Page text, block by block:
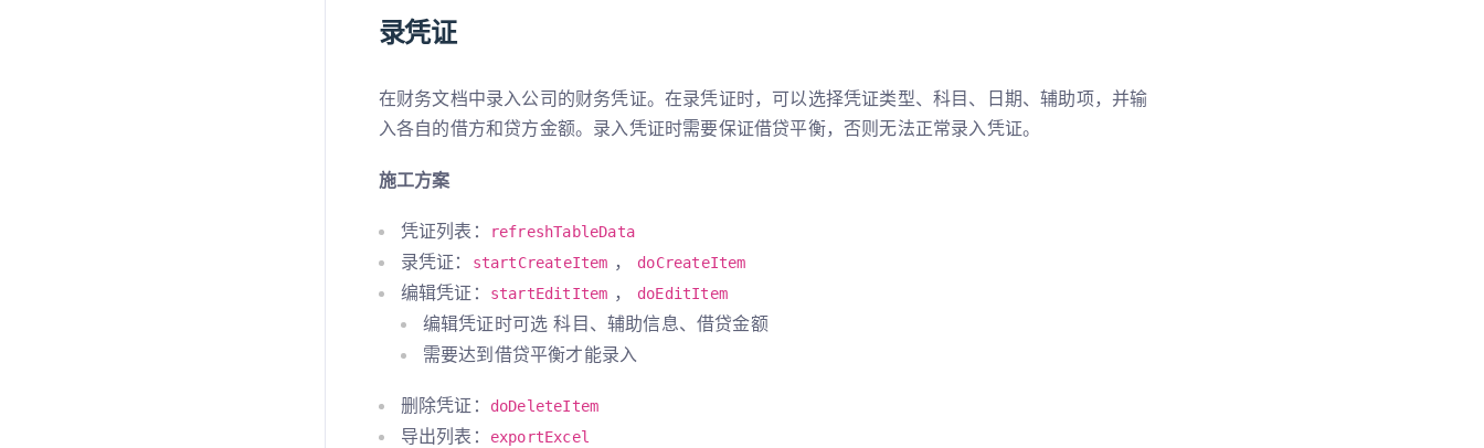
录凭证
在财务文档中录入公司的财务凭证。在录凭证时，可以选择凭证类型、科目、日期、辅助项，并输
入各自的借方和贷方金额。录入凭证时需要保证借贷平衡，否则无法正常录入凭证。
施工方案
凭证列表： refreshTableData
录凭证： startCreateItem ， doCreateItem
编辑凭证： startEditItem ， doEditItem
编辑凭证时可选 科目、辅助信息、借贷金额
需要达到借贷平衡才能录入
删除凭证： doDeleteItem
导出列表： exportExcel